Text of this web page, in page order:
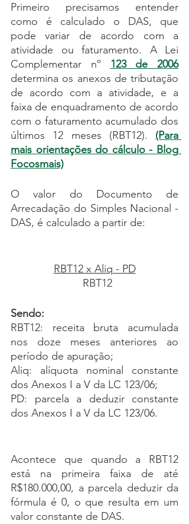
Primeiro precisamos entender
como é calculado o DAS, que
pode variar de acordo com a
atividade ou faturamento. A Lei
Complementar nº 123 de 2006
determina os anexos de tributação
de acordo com a atividade, e a
faixa de enquadramento de acordo
com o faturamento acumulado dos
últimos 12 meses (RBT12). (Para
mais orientações do cálculo - Blog
Focosmais)
O valor do Documento de
Arrecadação do Simples Nacional -
DAS, é calculado a partir de:
RBT12 x Aliq - PD
  RBT12
Sendo:
RBT12: receita bruta acumulada
nos doze meses anteriores ao
período de apuração;
Aliq: alíquota nominal constante
dos Anexos I a V da LC 123/06;
PD: parcela a deduzir constante
dos Anexos I a V da LC 123/06.
Acontece que quando a RBT12
está na primeira faixa de até
R$180.000,00, a parcela deduzir da
fórmula é 0, o que resulta em um
valor constante de DAS.